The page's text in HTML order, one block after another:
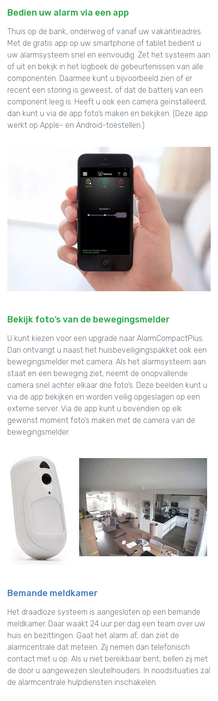
Bedien uw alarm via een app
Thuis op de bank, onderweg of vanaf uw vakantieadres.
Met de gratis app op uw smartphone of tablet bedient u
uw alarmsysteem snel en eenvoudig. Zet het systeem aan
of uit en bekijk in het logboek de gebeurtenissen van alle
componenten. Daarmee kunt u bijvoorbeeld zien of er
recent een storing is geweest, of dat de batterij van een
component leeg is. Heeft u ook een camera geïnstalleerd,
dan kunt u via de app foto’s maken en bekijken. (Deze app
werkt op Apple- en Android-toestellen.)
Bekijk foto’s van de bewegingsmelder
U kunt kiezen voor een upgrade naar AlarmCompactPlus.
Dan ontvangt u naast het huisbeveiligingspakket ook een
bewegingsmelder met camera. Als het alarmsysteem aan
staat en een beweging ziet, neemt de onopvallende
camera snel achter elkaar drie foto’s. Deze beelden kunt u
via de app bekijken en worden veilig opgeslagen op een
externe server. Via de app kunt u bovendien op elk
gewenst moment foto’s maken met de camera van de
bewegingsmelder.
Bemande meldkamer
Het draadloze systeem is aangesloten op een bemande
meldkamer. Daar waakt 24 uur per dag een team over uw
huis en bezittingen. Gaat het alarm af, dan ziet de
alarmcentrale dat meteen. Zij nemen dan telefonisch
contact met u op. Als u niet bereikbaar bent, bellen zij met
de door u aangewezen sleutelhouders. In noodsituaties zal
de alarmcentrale hulpdiensten inschakelen.